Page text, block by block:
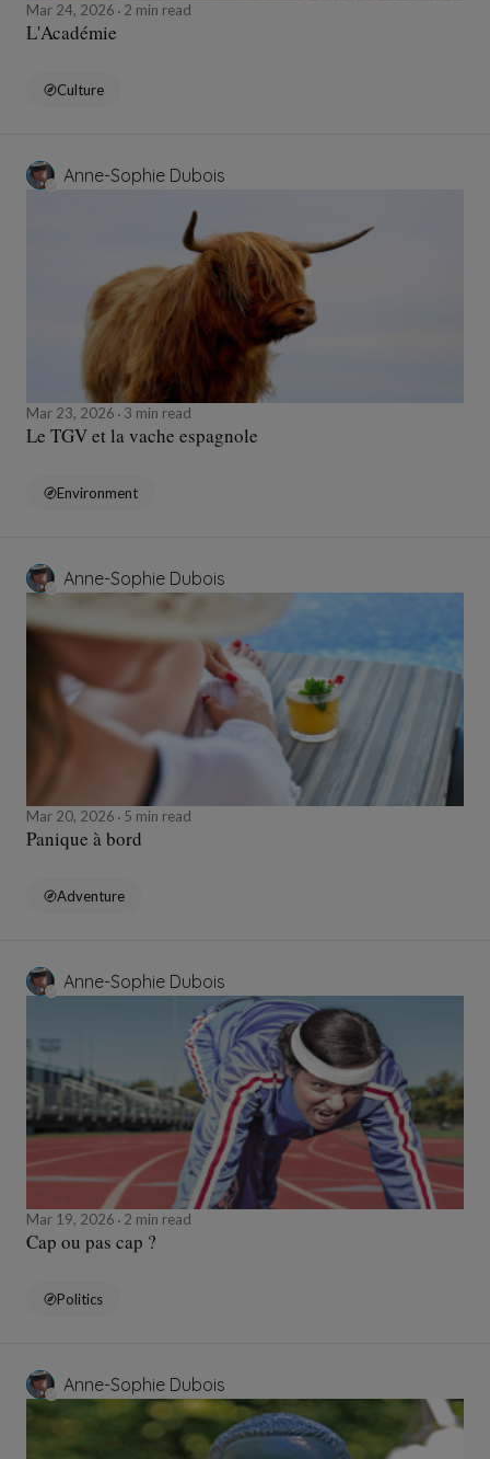
Mar 24, 2026 2 min read
L'Académie
Culture
Anne-Sophie Dubois
Mar 23, 2026 3 min read
Le TGV et la vache espagnole
Environment
Anne-Sophie Dubois
Mar 20, 2026 5 min read
Panique à bord
Adventure
Anne-Sophie Dubois
Mar 19, 2026 2 min read
Cap ou pas cap ?
Politics
Anne-Sophie Dubois